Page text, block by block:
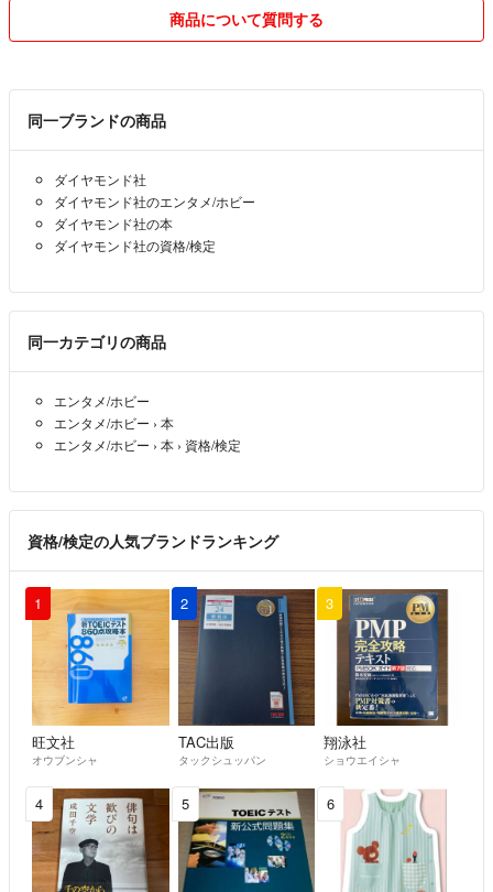
商品について質問する
同一ブランドの商品
ダイヤモンド社
ダイヤモンド社のエンタメ/ホビー
ダイヤモンド社の本
ダイヤモンド社の資格/検定
同一カテゴリの商品
エンタメ/ホビー
エンタメ/ホビー › 本
エンタメ/ホビー › 本 › 資格/検定
資格/検定の人気ブランドランキング
1
旺文社
オウブンシャ
2
TAC出版
タックシュッパン
3
翔泳社
ショウエイシャ
4 5 6